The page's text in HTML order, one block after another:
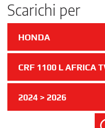
Scarichi per
HONDA
CRF 1100 L AFRICA
2024 > 2026